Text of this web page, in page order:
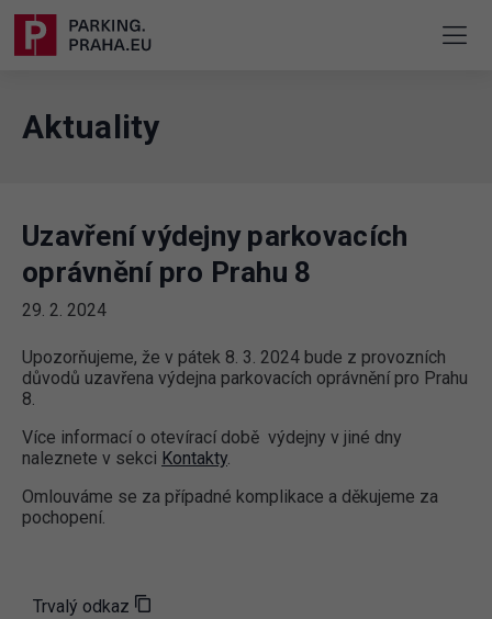
Aktuality
Uzavření výdejny parkovacích
oprávnění pro Prahu 8
29. 2. 2024
Upozorňujeme, že v pátek 8. 3. 2024 bude z provozních
důvodů uzavřena výdejna parkovacích oprávnění pro Prahu
8.
Více informací o otevírací době výdejny v jiné dny
naleznete v sekci Kontakty.
Omlouváme se za případné komplikace a děkujeme za
pochopení.
Trvalý odkaz